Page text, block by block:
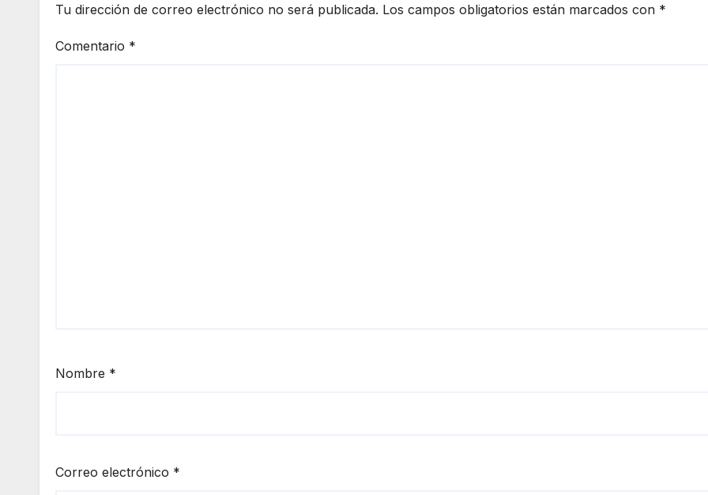
Tu dirección de correo electrónico no será publicada. Los campos obligatorios están marcados con *
Comentario *
Nombre *
Correo electrónico *